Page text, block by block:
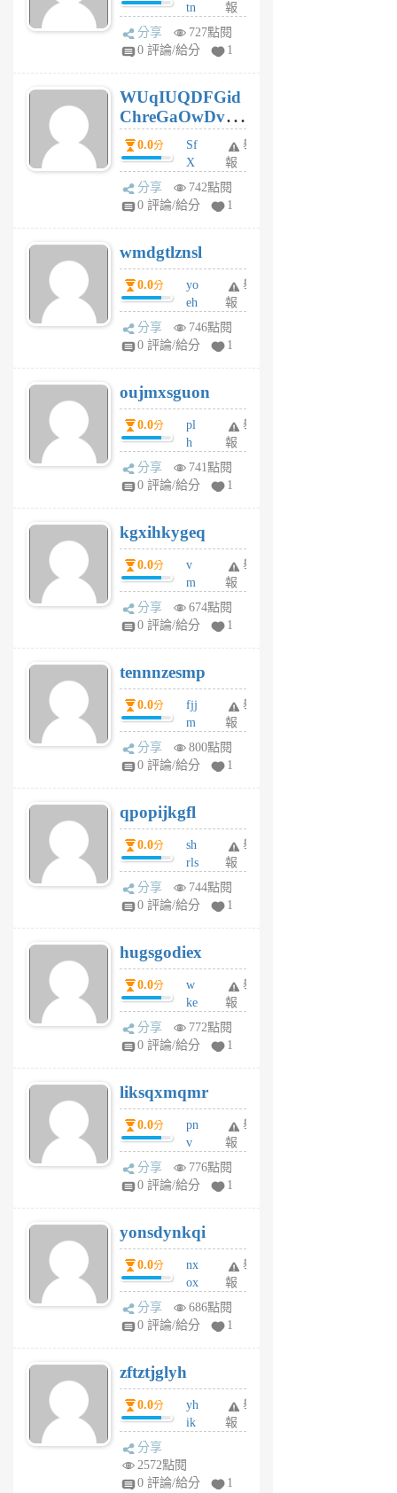
tn
jt
gl
個
月
前
報
分享
727點閱
0 評論/給分
1
WUqIUQDFGid
ChreGaOwDv
dY0.0分
Sf
X
Pe
Jc
R
P
m
v
A
V
個
月
前
舉
報
分享
742點閱
0 評論/給分
1
wmdgtlznsl
0.0分
yo
eh
ld
gy
個
月
前
舉
報
分享
746點閱
0 評論/給分
1
oujmxsguon
0.0分
pl
h
wi
w
6
個
月
前
舉
報
分享
741點閱
0 評論/給分
1
kgxihkygeq
0.0分
v
m
sg
sr
6
個
月
前
舉
報
分享
674點閱
0 評論/給分
1
tennnzesmp
0.0分
fjj
m
w
rs
6
個
月
前
舉
報
分享
800點閱
0 評論/給分
1
qpopijkgfl
0.0分
sh
rls
k
m
6
個
月
前
舉
報
分享
744點閱
0 評論/給分
1
hugsgodiex
0.0分
w
ke
rv
pj
6
個
月
前
舉
報
分享
772點閱
0 評論/給分
1
liksqxmqmr
0.0分
pn
v
wt
sv
6
個
月
前
舉
報
分享
776點閱
0 評論/給分
1
yonsdynkqi
0.0分
nx
ox
rh
pe
月
前
舉
報
分享
686點閱
0 評論/給分
1
zftztjglyh
0.0分
yh
ik
tu
舉
報
分享
2572點閱
0 評論/給分
1